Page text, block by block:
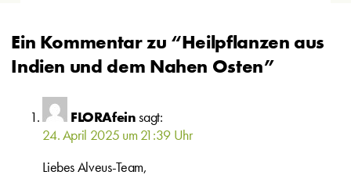
Ein Kommentar zu “Heilpflanzen aus
Indien und dem Nahen Osten”
FLORAfeinsagt:
24. April 2025 um 21:39 Uhr
Liebes Alveus-Team,